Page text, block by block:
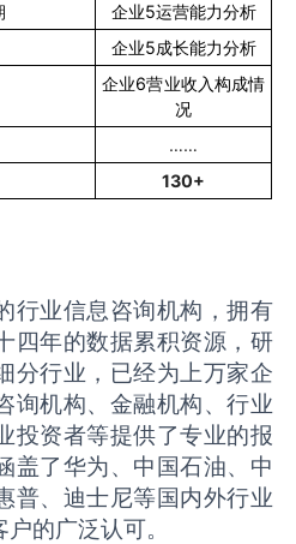
企业5运营能力分析
企业5成长能力分析
企业6营业收入构成情
况
……
130+
行业信息咨询机构，拥有
四年的数据累积资源，研
分行业，已经为上万家企
询机构、金融机构、行业
投资者等提供了专业的报
盖了华为、中国石油、中
普、迪士尼等国内外行业
的广泛认可。